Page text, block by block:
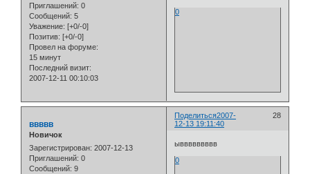
Приглашений: 0
Сообщений: 5
Уважение: [+0/-0]
Позитив: [+0/-0]
Провел на форуме:
15 минут
Последний визит:
2007-12-11 00:10:03
0
Поделиться 28
2007-
12-13 19:11:40
ввввв
Новичок
Зарегистрирован: 2007-12-13
Приглашений: 0
Сообщений: 9
ыввввввввв
0